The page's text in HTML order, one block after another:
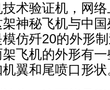
术验证机，网
神秘飞机与中
仿歼20的外形
飞机的外形有
翼和尾喷口形状